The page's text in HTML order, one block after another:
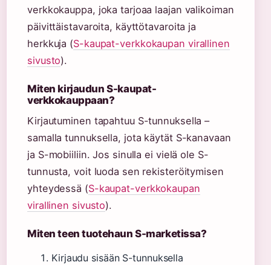
verkkokauppa, joka tarjoaa laajan valikoiman
päivittäistavaroita, käyttötavaroita ja
herkkuja (S-kaupat-verkkokaupan virallinen
sivusto).
Miten kirjaudun S-kaupat-
verkkokauppaan?
Kirjautuminen tapahtuu S-tunnuksella –
samalla tunnuksella, jota käytät S-kanavaan
ja S-mobiiliin. Jos sinulla ei vielä ole S-
tunnusta, voit luoda sen rekisteröitymisen
yhteydessä (S-kaupat-verkkokaupan
virallinen sivusto).
Miten teen tuotehaun S-marketissa?
Kirjaudu sisään S-tunnuksella